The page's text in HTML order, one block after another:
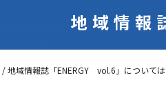
地域情
地域情報誌「ENERGY vol.6」については